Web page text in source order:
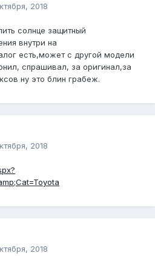
2018
солнце защитный
внутри на
есть,может с другой модели
спрашивал, за оригинал,за
ну это блин грабеж.
2018
2018